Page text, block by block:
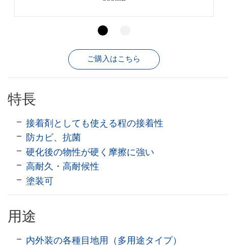
ご購入はこちら
特長
接着剤としても使える程の接着性
防カビ、抗菌
硬化後の物性が硬く摩擦に強い
高耐久・高耐候性
塗装可
用途
内外装の各種目地用（多用途タイプ）